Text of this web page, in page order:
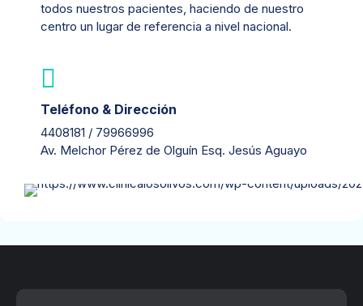
todos nuestros pacientes, haciendo de nuestro
centro un lugar de referencia a nivel nacional.
Teléfono & Dirección
4408181 / 79966996
Av. Melchor Pérez de Olguín Esq. Jesús Aguayo